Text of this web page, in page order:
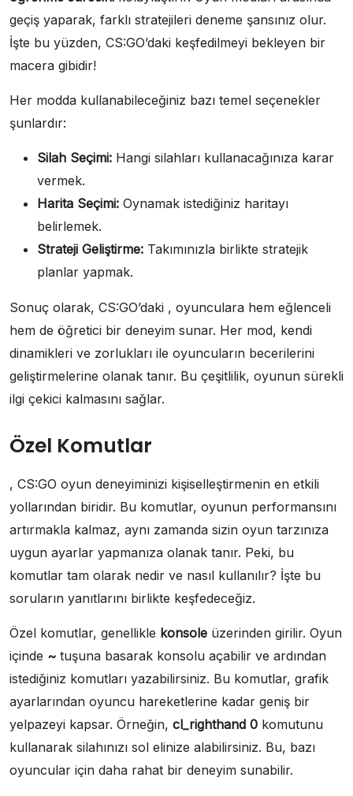
geçiş yaparak, farklı stratejileri deneme şansınız olur.
İşte bu yüzden, CS:GO’daki keşfedilmeyi bekleyen bir
macera gibidir!
Her modda kullanabileceğiniz bazı temel seçenekler
şunlardır:
Silah Seçimi: Hangi silahları kullanacağınıza karar
vermek.
Harita Seçimi: Oynamak istediğiniz haritayı
belirlemek.
Strateji Geliştirme: Takımınızla birlikte stratejik
planlar yapmak.
Sonuç olarak, CS:GO’daki , oyunculara hem eğlenceli
hem de öğretici bir deneyim sunar. Her mod, kendi
dinamikleri ve zorlukları ile oyuncuların becerilerini
geliştirmelerine olanak tanır. Bu çeşitlilik, oyunun sürekli
ilgi çekici kalmasını sağlar.
Özel Komutlar
, CS:GO oyun deneyiminizi kişiselleştirmenin en etkili
yollarından biridir. Bu komutlar, oyunun performansını
artırmakla kalmaz, aynı zamanda sizin oyun tarzınıza
uygun ayarlar yapmanıza olanak tanır. Peki, bu
komutlar tam olarak nedir ve nasıl kullanılır? İşte bu
soruların yanıtlarını birlikte keşfedeceğiz.
Özel komutlar, genellikle konsole üzerinden girilir. Oyun
içinde ~ tuşuna basarak konsolu açabilir ve ardından
istediğiniz komutları yazabilirsiniz. Bu komutlar, grafik
ayarlarından oyuncu hareketlerine kadar geniş bir
yelpazeyi kapsar. Örneğin, cl_righthand 0 komutunu
kullanarak silahınızı sol elinize alabilirsiniz. Bu, bazı
oyuncular için daha rahat bir deneyim sunabilir.